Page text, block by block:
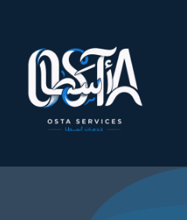
main
content